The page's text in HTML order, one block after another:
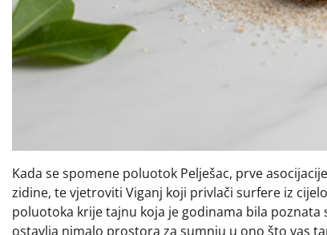
Kada se spomene poluotok Pelješac, prve
zidine, te vjetroviti Viganj koji privlači surfere iz
poluotoka krije tajnu koja je godinama bila
ostavlja nimalo prostora za sumnju u ono što vas